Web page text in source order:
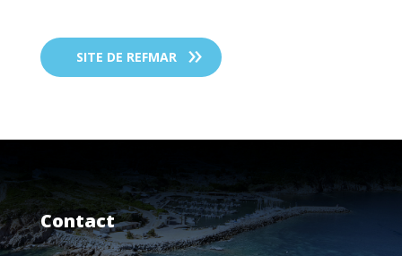
SITE DE REFMAR
Contact